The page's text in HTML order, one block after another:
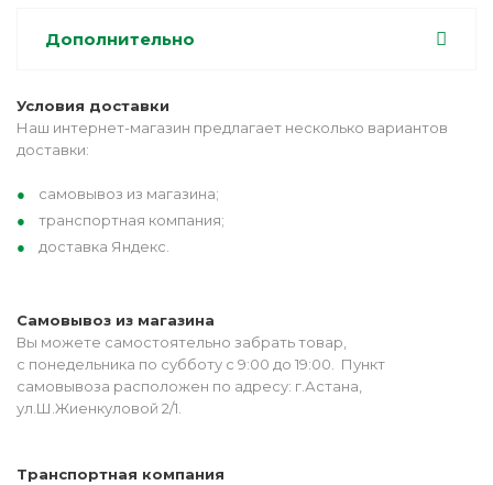
Дополнительно
Условия доставки
Наш интернет-магазин предлагает несколько вариантов
доставки:
самовывоз из магазина;
транспортная компания;
доставка Яндекс.
Самовывоз из магазина
Вы можете самостоятельно забрать товар,
с понедельника по субботу с 9:00 до 19:00. Пункт
самовывоза расположен по адресу: г.Астана,
ул.Ш.Жиенкуловой 2/1.
Транспортная компания